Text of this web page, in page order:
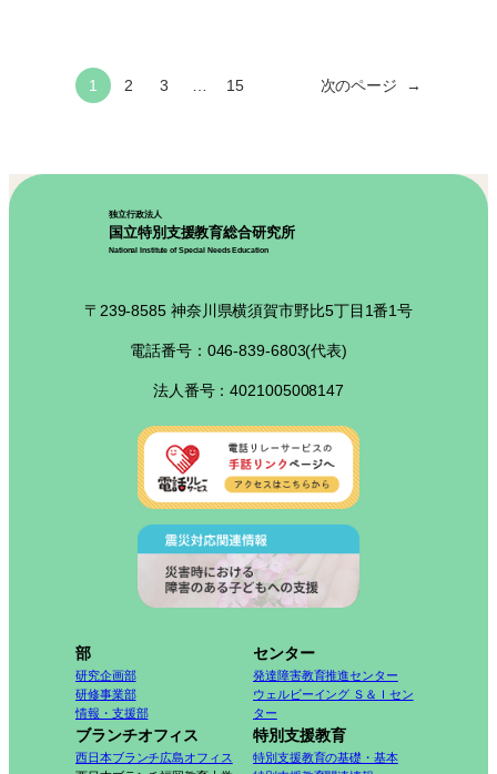
1 2 3 15 次のページ →
独立行政法人
国立特別支援教育総合研究所
National Institute of Special Needs Education
〒239-8585 神奈川県横須賀市野比5丁目1番1号
電話番号：046-839-6803(代表)
法人番号：4021005008147
部
研究企画部
研修事業部
情報・支援部
センター
発達障害教育推進センター
ウェルビーイング Ｓ＆Ｉセン
ター
ブランチオフィス
西日本ブランチ広島オフィス
特別支援教育
特別支援教育の基礎・基本